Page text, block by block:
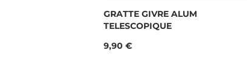
GRATTE GIVRE ALUM
TELESCOPIQUE
Prix
9,90 €